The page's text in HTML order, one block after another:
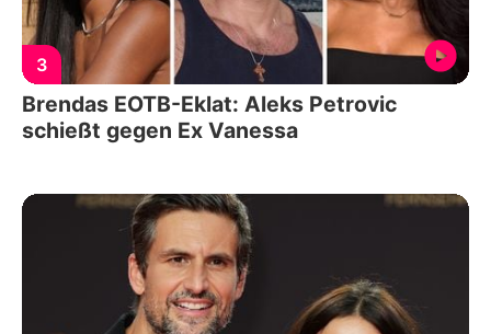
3
Brendas EOTB-Eklat: Aleks Petrovic
schießt gegen Ex Vanessa